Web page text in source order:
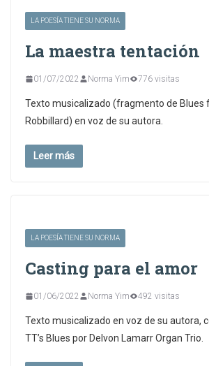
LA POESÍA TIENE SU NORMA
La maestra tentación
01/07/2022 Norma Yim 776 visitas
Texto musicalizado (fragmento de Blues
Robbillard) en voz de su autora.
Leer más
LA POESÍA TIENE SU NORMA
Casting para el amor
01/06/2022 Norma Yim 492 visitas
Texto musicalizado en voz de su autora,
TT’s Blues por Delvon Lamarr Organ Trio.